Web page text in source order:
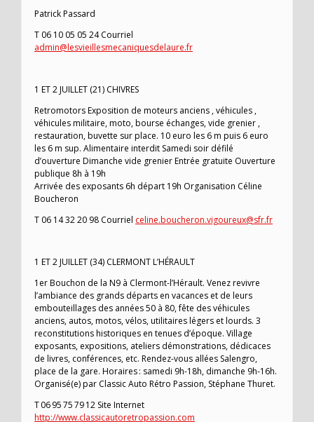
Patrick Passard
T 06 10 05 05 24 Courriel
admin@lesvieillesmecaniquesdelaure.fr
1 ET 2 JUILLET (21) CHIVRES
Retromotors Exposition de moteurs anciens , véhicules ,
véhicules militaire, moto, bourse échanges, vide grenier ,
restauration, buvette sur place. 10 euro les 6 m puis 6 euro
les 6 m sup. Alimentaire interdit Samedi soir défilé
d’ouverture Dimanche vide grenier Entrée gratuite Ouverture
publique 8h à 19h
Arrivée des exposants 6h départ 19h Organisation Céline
Boucheron
T 06 14 32 20 98 Courriel celine.boucheron.vigoureux@sfr.fr
1 ET 2 JUILLET (34) CLERMONT L’HÉRAULT
1er Bouchon de la N9 à Clermont-l’Hérault. Venez revivre
l’ambiance des grands départs en vacances et de leurs
embouteillages des années 50 à 80, fête des véhicules
anciens, autos, motos, vélos, utilitaires légers et lourds. 3
reconstitutions historiques en tenues d’époque. Village
exposants, expositions, ateliers démonstrations, dédicaces
de livres, conférences, etc. Rendez-vous allées Salengro,
place de la gare. Horaires : samedi 9h-18h, dimanche 9h-16h.
Organisé(e) par Classic Auto Rétro Passion, Stéphane Thuret.
T 06 95 75 79 12 Site Internet
http://www.classicautoretropassion.com